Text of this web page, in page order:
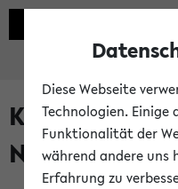
Newsfeeds
Diese Webseite
Technologien. Einige
Funktionalität der
während andere uns
Erfahrung zu